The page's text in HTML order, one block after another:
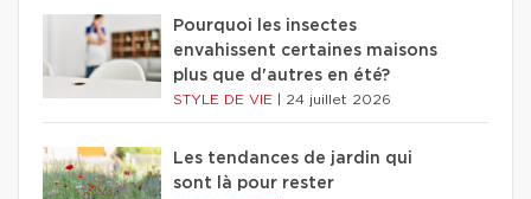
Pourquoi les insectes
envahissent certaines maisons
plus que d'autres en été?
STYLE DE VIE 24 juillet 2026
Les tendances de jardin qui
sont là pour rester